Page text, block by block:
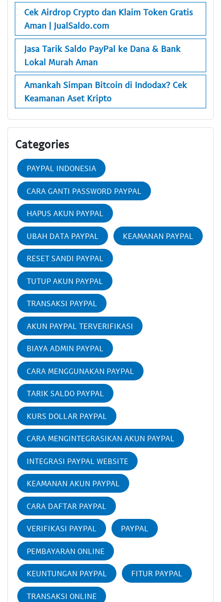
Cek Airdrop Crypto dan Klaim Token Gratis
Aman | JualSaldo.com
Jasa Tarik Saldo PayPal ke Dana & Bank
Lokal Murah Aman
Amankah Simpan Bitcoin di Indodax? Cek
Keamanan Aset Kripto
Categories
PAYPAL INDONESIA
CARA GANTI PASSWORD PAYPAL
HAPUS AKUN PAYPAL
UBAH DATA PAYPAL KEAMANAN PAYPAL
RESET SANDI PAYPAL
TUTUP AKUN PAYPAL
TRANSAKSI PAYPAL
AKUN PAYPAL TERVERIFIKASI
BIAYA ADMIN PAYPAL
CARA MENGGUNAKAN PAYPAL
TARIK SALDO PAYPAL
KURS DOLLAR PAYPAL
CARA MENGINTEGRASIKAN AKUN PAYPAL
INTEGRASI PAYPAL WEBSITE
KEAMANAN AKUN PAYPAL
CARA DAFTAR PAYPAL
VERIFIKASI PAYPAL PAYPAL
PEMBAYARAN ONLINE
KEUNTUNGAN PAYPAL FITUR PAYPAL
TRANSAKSI ONLINE